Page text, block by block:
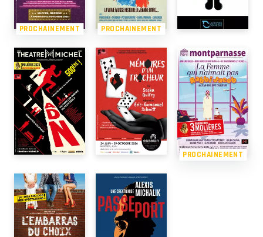
PROCHAINEMENT PROCHAINEMENT
PROCHAINEMENT